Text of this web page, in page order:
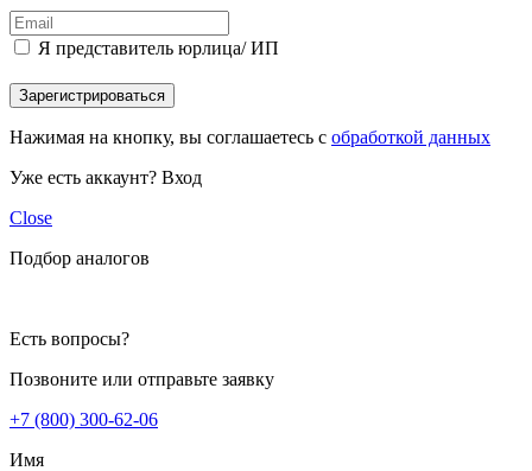
Я представитель юрлица/ ИП
Зарегистрироваться
Нажимая на кнопку, вы соглашаетесь с обработкой данных
Уже есть аккаунт? Вход
Close
Подбор аналогов
Есть вопросы?
Позвоните или отправьте заявку
+7 (800) 300-62-06
Имя